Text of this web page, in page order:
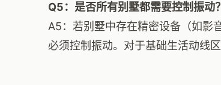
Q5：是否所有别墅都需要控制振动？
A5：若别墅中存在精密设备（如影
必须控制振动。对于基础生活动线